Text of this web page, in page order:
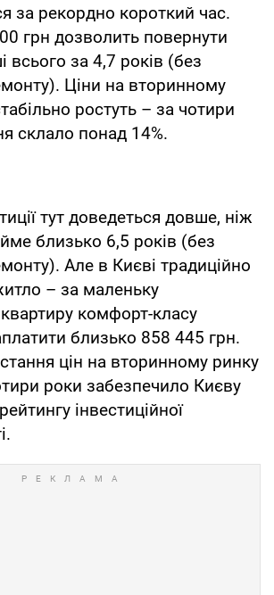
за рекордно короткий час.
грн дозволить повернути
всього за 4,7 років (без
Ціни на вторинному
ростуть – за чотири
склало понад 14%.
тут доведеться довше, ніж
близько 6,5 років (без
Але в Києві традиційно
– за маленьку
комфорт-класу
близько 858 445 грн.
цін на вторинному ринку
роки забезпечило Києву
інвестиційної